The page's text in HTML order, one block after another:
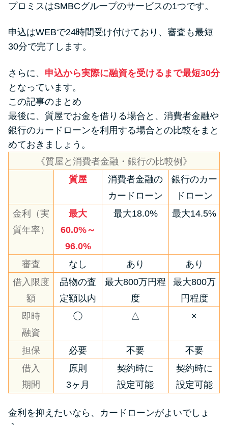
プロミスはSMBCグループのサービスの1つです。
申込はWEBで24時間受け付けており、審査も最短
30分で完了します。
さらに、 申込から実際に融資を受けるまで最短30分
となっています。
この記事のまとめ
最後に、質屋でお金を借りる場合と、消費者金融や
銀行のカードローンを利用する場合との比較をまと
めておきましょう。
《質屋と消費者金融・銀行の比較例》
質屋
消費者金融の
カードローン
銀行のカー
ドローン
金利（実
質年率）
最大
60.0%～
96.0%
最大18.0% 最大14.5%
審査 なし あり
あり
借入限度
額
品物の査
定額以内
最大800万円程
度
最大800万
円程度
即時
融資
◯ △ ×
担保 必要 不要
不要
借入
期間
原則
3ヶ月
契約時に
設定可能
契約時に
設定可能
金利を抑えたいなら、カードローンがよいでしょ